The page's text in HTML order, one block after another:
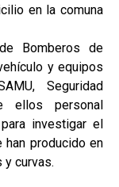
en la comuna
Bomberos de
y equipos
Seguridad
ellos personal
investigar el
producido en
y curvas.